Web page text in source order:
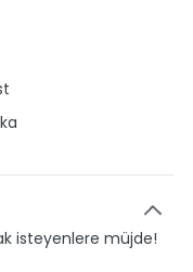
isteyenlere müjde!